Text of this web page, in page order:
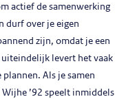
actief de samenwerking
durf over je eigen
zijn, omdat je een
levert het vaak
Als je samen
’92 speelt inmiddels